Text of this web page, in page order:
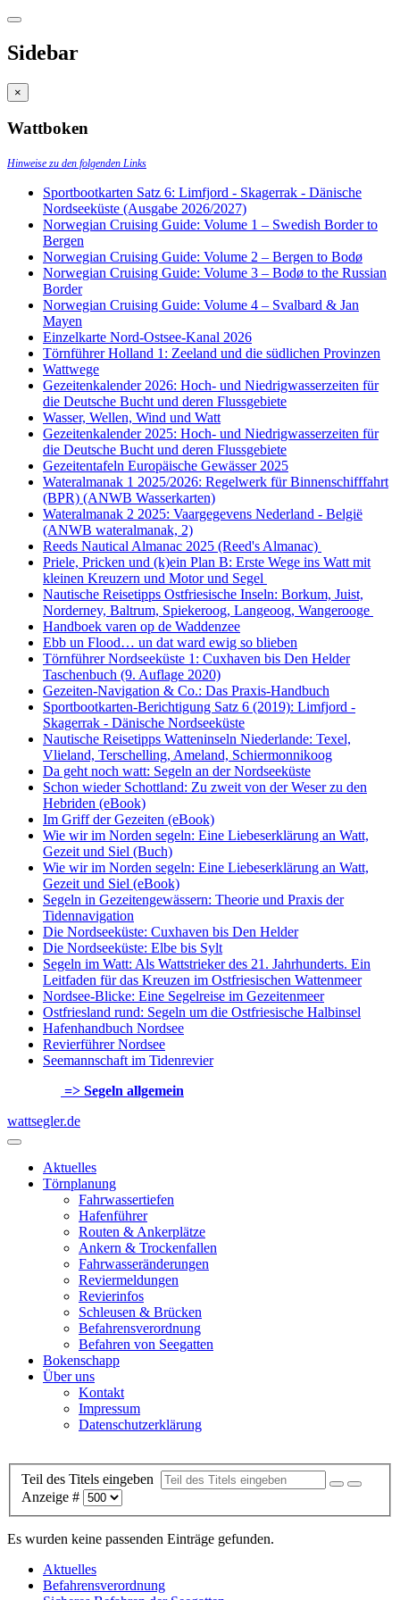
Sidebar
×
Wattboken
Hinweise zu den folgenden Links
Sportbootkarten Satz 6: Limfjord - Skagerrak - Dänische
Nordseeküste (Ausgabe 2026/2027)
Norwegian Cruising Guide: Volume 1 – Swedish Border to
Bergen
Norwegian Cruising Guide: Volume 2 – Bergen to Bodø
Norwegian Cruising Guide: Volume 3 – Bodø to the Russian
Border
Norwegian Cruising Guide: Volume 4 – Svalbard & Jan
Mayen
Einzelkarte Nord-Ostsee-Kanal 2026
Törnführer Holland 1: Zeeland und die südlichen Provinzen
Wattwege
Gezeitenkalender 2026: Hoch- und Niedrigwasserzeiten für
die Deutsche Bucht und deren Flussgebiete
Wasser, Wellen, Wind und Watt
Gezeitenkalender 2025: Hoch- und Niedrigwasserzeiten für
die Deutsche Bucht und deren Flussgebiete
Gezeitentafeln Europäische Gewässer 2025
Wateralmanak 1 2025/2026: Regelwerk für Binnenschifffahrt
(BPR) (ANWB Wasserkarten)
Wateralmanak 2 2025: Vaargegevens Nederland - België
(ANWB wateralmanak, 2)
Reeds Nautical Almanac 2025 (Reed's Almanac)
Priele, Pricken und (k)ein Plan B: Erste Wege ins Watt mit
kleinen Kreuzern und Motor und Segel
Nautische Reisetipps Ostfriesische Inseln: Borkum, Juist,
Norderney, Baltrum, Spiekeroog, Langeoog, Wangerooge
Handboek varen op de Waddenzee
Ebb un Flood… un dat ward ewig so blieben
Törnführer Nordseeküste 1: Cuxhaven bis Den Helder
Taschenbuch (9. Auflage 2020)
Gezeiten-Navigation & Co.: Das Praxis-Handbuch
Sportbootkarten-Berichtigung Satz 6 (2019): Limfjord -
Skagerrak - Dänische Nordseeküste
Nautische Reisetipps Watteninseln Niederlande: Texel,
Vlieland, Terschelling, Ameland, Schiermonnikoog
Da geht noch watt: Segeln an der Nordseeküste
Schon wieder Schottland: Zu zweit von der Weser zu den
Hebriden (eBook)
Im Griff der Gezeiten (eBook)
Wie wir im Norden segeln: Eine Liebeserklärung an Watt,
Gezeit und Siel (Buch)
Wie wir im Norden segeln: Eine Liebeserklärung an Watt,
Gezeit und Siel (eBook)
Segeln in Gezeitengewässern: Theorie und Praxis der
Tidennavigation
Die Nordseeküste: Cuxhaven bis Den Helder
Die Nordseeküste: Elbe bis Sylt
Segeln im Watt: Als Wattstrieker des 21. Jahrhunderts. Ein
Leitfaden für das Kreuzen im Ostfriesischen Wattenmeer
Nordsee-Blicke: Eine Segelreise im Gezeitenmeer
Ostfriesland rund: Segeln um die Ostfriesische Halbinsel
Hafenhandbuch Nordsee
Revierführer Nordsee
Seemannschaft im Tidenrevier
=> Segeln allgemein
wattsegler.de
Aktuelles
Törnplanung
Fahrwassertiefen
Hafenführer
Routen & Ankerplätze
Ankern & Trockenfallen
Fahrwasseränderungen
Reviermeldungen
Revierinfos
Schleusen & Brücken
Befahrensverordnung
Befahren von Seegatten
Bokenschapp
Über uns
Kontakt
Impressum
Datenschutzerklärung
Teil des Titels eingeben
Anzeige #
Es wurden keine passenden Einträge gefunden.
Aktuelles
Befahrensverordnung